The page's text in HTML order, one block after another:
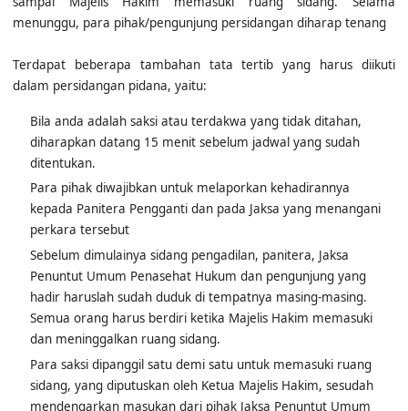
sampai Majelis Hakim memasuki ruang sidang. Selama
Terdapat beberapa tambahan tata tertib yang harus diikuti
Bila anda adalah saksi atau terdakwa yang tidak ditahan,
diharapkan datang 15 menit sebelum jadwal yang sudah
ditentukan.
Para pihak diwajibkan untuk melaporkan kehadirannya
kepada Panitera Pengganti dan pada Jaksa yang menangani
perkara tersebut
Sebelum dimulainya sidang pengadilan, panitera, Jaksa
Penuntut Umum Penasehat Hukum dan pengunjung yang
hadir haruslah sudah duduk di tempatnya masing-masing.
Semua orang harus berdiri ketika Majelis Hakim memasuki
dan meninggalkan ruang sidang.
Para saksi dipanggil satu demi satu untuk memasuki ruang
sidang, yang diputuskan oleh Ketua Majelis Hakim, sesudah